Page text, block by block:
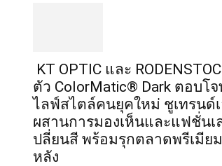
KT OPTIC และ
ตัว ColorMatic® Dark ตอบโ
ไลฟ์สไตล์คนยุคใหม่ ชูเทรนด์
ผสานการมองเห็นและแฟชั่นเ
ปลี่ยนสี พร้อมรุกตลาดพรีเมีย
หลัง